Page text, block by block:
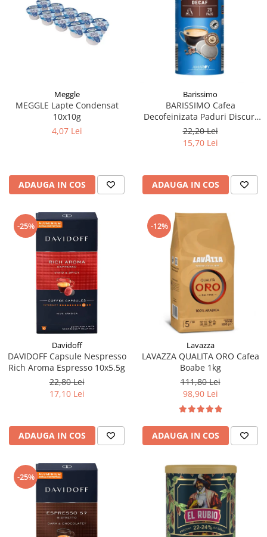
Meggle
MEGGLE Lapte Condensat
10x10g
4,07 Lei
ADAUGA IN COS
Barissimo
BARISSIMO Cafea
Decofeinizata Paduri Discuri
Senseo 62mm Monodoze
20buc - 140g
22,20 Lei
15,70 Lei
ADAUGA IN COS
-25%
Davidoff
DAVIDOFF Capsule Nespresso
Rich Aroma Espresso 10x5.5g
22,80 Lei
17,10 Lei
ADAUGA IN COS
-12%
Lavazza
LAVAZZA QUALITA ORO Cafea
Boabe 1kg
111,80 Lei
98,90 Lei
ADAUGA IN COS
-25%